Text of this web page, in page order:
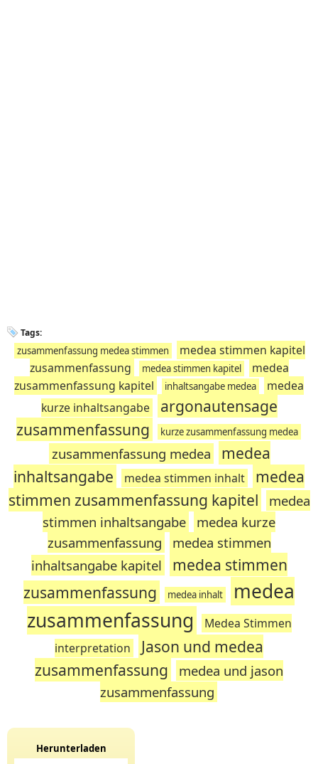
Tags:
zusammenfassung medea stimmen
medea stimmen kapitel
zusammenfassung
medea stimmen kapitel
medea
zusammenfassung kapitel
inhaltsangabe medea
medea
kurze inhaltsangabe
argonautensage
zusammenfassung
kurze zusammenfassung medea
zusammenfassung medea
medea
inhaltsangabe
medea stimmen inhalt
medea
stimmen zusammenfassung kapitel
medea
stimmen inhaltsangabe
medea kurze
zusammenfassung
medea stimmen
inhaltsangabe kapitel
medea stimmen
zusammenfassung
medea inhalt
medea
zusammenfassung
Medea Stimmen
interpretation
Jason und medea
zusammenfassung
medea und jason
zusammenfassung
Herunterladen